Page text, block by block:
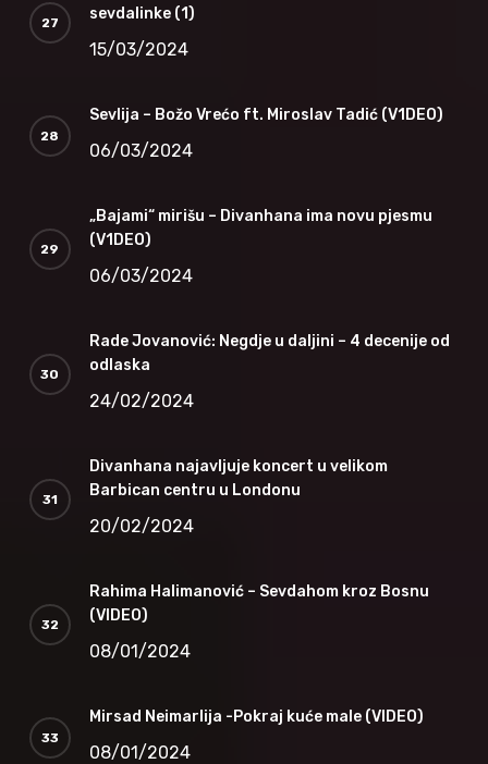
sevdalinke (1)
15/03/2024
Sevlija – Božo Vrećo ft. Miroslav Tadić (V1DEO)
06/03/2024
„Bajami“ mirišu – Divanhana ima novu pjesmu
(V1DEO)
06/03/2024
Rade Jovanović: Negdje u daljini – 4 decenije od
odlaska
24/02/2024
Divanhana najavljuje koncert u velikom
Barbican centru u Londonu
20/02/2024
Rahima Halimanović – Sevdahom kroz Bosnu
(VIDEO)
08/01/2024
Mirsad Neimarlija -Pokraj kuće male (VIDEO)
08/01/2024